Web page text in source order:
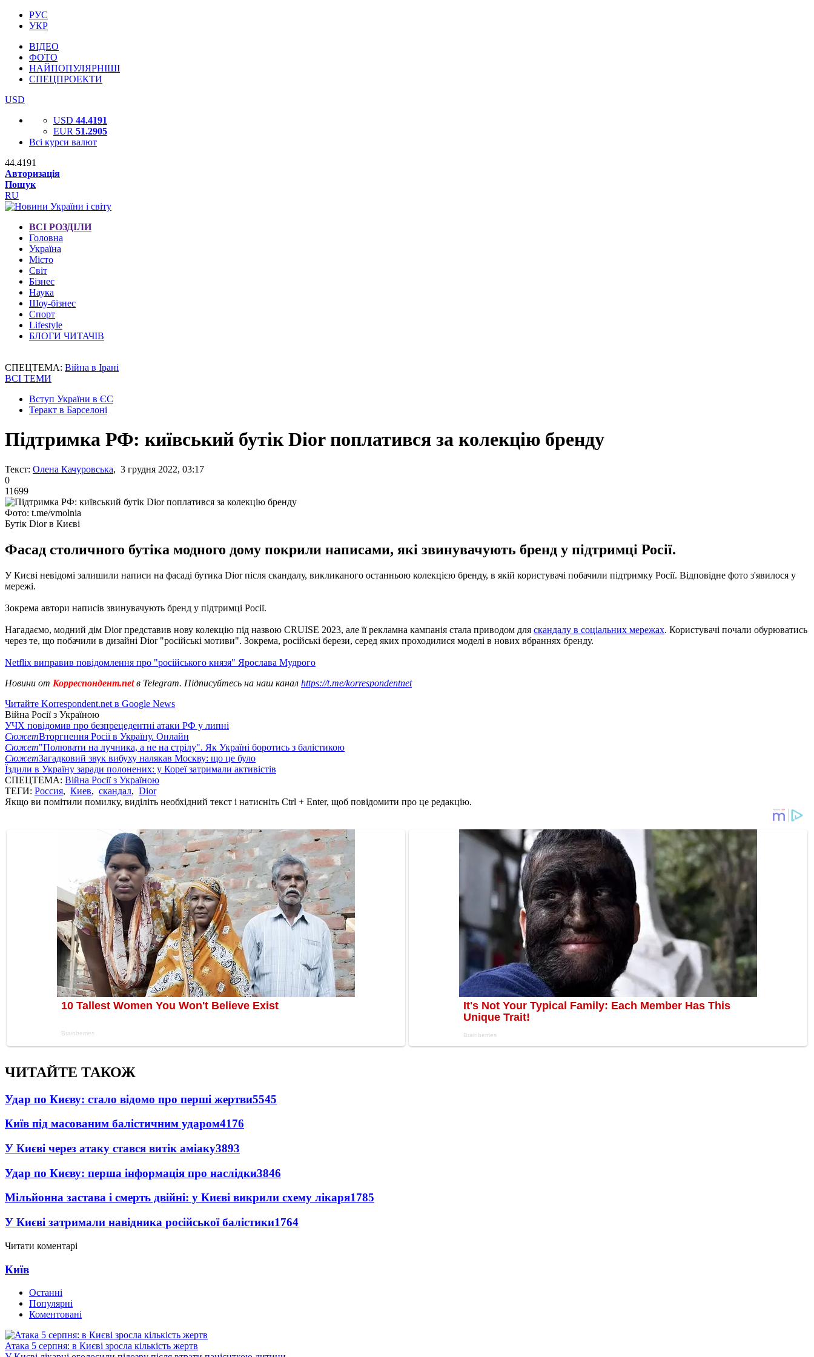
РУС
УКР
ВІДЕО
ФОТО
НАЙПОПУЛЯРНІШІ
СПЕЦПРОЕКТИ
USD
USD 44.4191
EUR 51.2905
Всі курси валют
44.4191
Авторизація
Пошук
RU
ВСІ РОЗДІЛИ
Головна
Україна
Місто
Світ
Бізнес
Наука
Шоу-бізнес
Спорт
Lifestyle
БЛОГИ ЧИТАЧІВ
СПЕЦТЕМА: Війна в Ірані
ВСІ ТЕМИ
Вступ України в ЄС
Теракт в Барселоні
Підтримка РФ: київський бутік Dior поплатився за колекцію бренду
Текст: Олена Качуровська, 3 грудня 2022, 03:17
0
11699
Фото: t.me/vmolnia
Бутік Dior в Києві
Фасад столичного бутіка модного дому покрили написами, які звинувачують бренд у підтримці Росії.
У Києві невідомі залишили написи на фасаді бутика Dior після скандалу, викликаного останньою колекцією бренду, в якій користувачі побачили підтримку Росії. Відповідне фото з'явилося у
мережі.
Зокрема автори написів звинувачують бренд у підтримці Росії.
Нагадаємо, модний дім Dior представив нову колекцію під назвою CRUISE 2023, але її рекламна кампанія стала приводом для скандалу в соціальних мережах. Користувачі почали обурюватись
через те, що побачили в дизайні Dior "російські мотиви". Зокрема, російські берези, серед яких проходилися моделі в нових вбраннях бренду.
Netflix виправив повідомлення про "російського князя" Ярослава Мудрого
Новини от Корреспондент.netв Telegram. Підписуйтесь на наш канал https://t.me/korrespondentnet
Читайте Korrespondent.net в Google News
Війна Росії з Україною
УЧХ повідомив про безпрецедентні атаки РФ у липні
СюжетВторгнення Росії в Україну. Онлайн
Сюжет"Полювати на лучника, а не на стрілу". Як Україні боротись з балістикою
СюжетЗагадковий звук вибуху налякав Москву: що це було
Їздили в Україну заради полонених: у Кореї затримали активістів
СПЕЦТЕМА: Війна Росії з Україною
ТЕГИ: Россия, Киев, скандал, Dior
Якщо ви помітили помилку, виділіть необхідний текст і натисніть Ctrl + Enter, щоб повідомити про це редакцію.
ЧИТАЙТЕ ТАКОЖ
Удар по Києву: стало відомо про перші жертви5545
Київ під масованим балістичним ударом4176
У Києві через атаку стався витік аміаку3893
Удар по Києву: перша інформація про наслідки3846
Мільйонна застава і смерть двійні: у Києві викрили схему лікаря1785
У Києві затримали навідника російської балістики1764
Читати коментарі
Київ
Останні
Популярні
Коментовані
Атака 5 серпня: в Києві зросла кількість жертв